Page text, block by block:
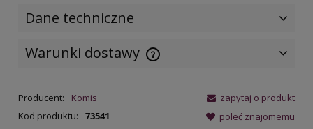
Dane techniczne
Warunki dostawy
Producent:
Komis
Kod produktu:
73541
zapytaj o produkt
poleć znajomemu